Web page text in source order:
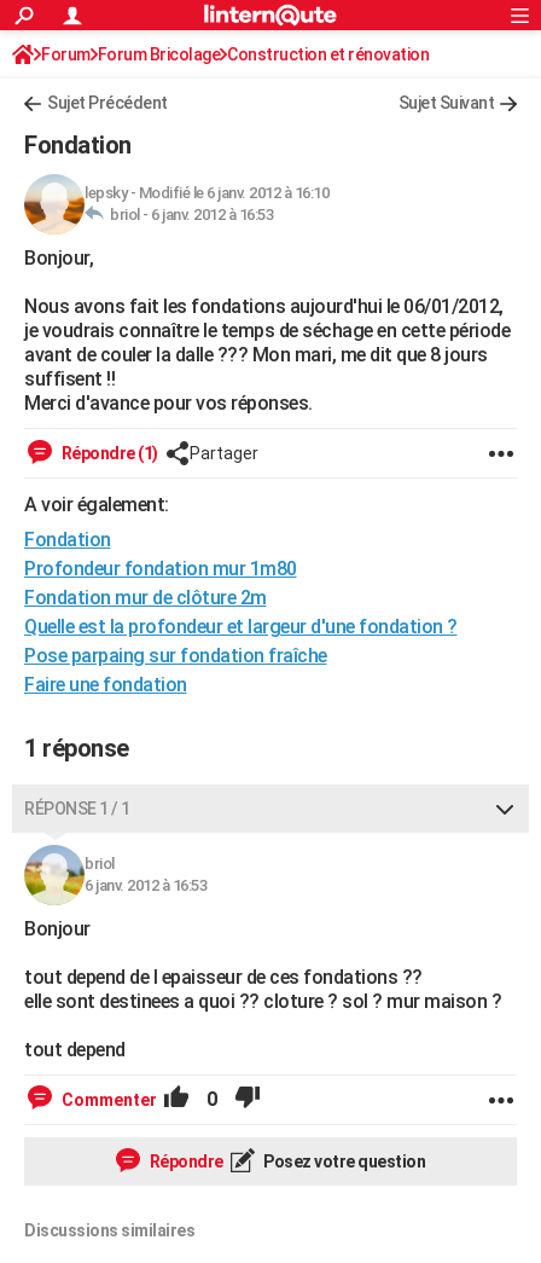
ACTUALITÉS
Politique
Société
Faits Divers
Education
Monde
Villes
+
FINANCE
Retraite
Impôts
Epargne
Immobilier
Risques naturels par ville
Banque
Assurance
Crédit
AUTO
Essais
Réserver un essai
Citadines
Berlines
SUV
Forum auto
+HIGH-TECH
Mobiles
Meilleur smartphone
Internet
Ordinateurs
Jeux vidéo
Guide high-tech
+BRICOLAGE
Forum
Aménagement intérieur
Extérieur
Cuisine
Salle de bains
Jardinage
Rangement
WEEK-END
Art de vivre
Bien-être
Loisirs
Mode
Modes de vie
Alimentation
Guide de la santé
Maladies
Médicaments
Sommeil
Destinations
City break
Voyage nature
Voyage de noces
Forum
Climat
+PHOTO
GUIDES D'ACHAT
BONS PLANS
Carte de Noël
Carte Bonne année
Carte Saint-Valentin
Carte Pâques
Carte d'anniversaire
DICTIONNAIRE
Dictionnaire
Biographies
Citations
Expressions
Proverbes
PROGRAMME TV
COPAINS D'AVANT
S'inscrire
Se connecter
Lycées
Collèges
Primaires
Universités
Entreprises
Service militaire
Avis de recherche
Bricolage
Lifestyle
Culture
Sport
Auto
Television
Voyage
Cinema
Rechercher
S'inscrire
Connexion
Forum Forum Bricolage Construction et rénovation
Sujet Précédent Sujet Suivant
Fondation
lepsky- Modifié le 6 janv. 2012 à 16:10
briol - 6 janv. 2012 à 16:53
Bonjour,
Nous avons fait les fondations aujourd'hui le 06/01/2012,
je voudrais connaître le temps de séchage en cette période
avant de couler la dalle ??? Mon mari, me dit que 8 jours
suffisent !!
Merci d'avance pour vos réponses.
Répondre (1) Partager
A voir également:
Fondation
Profondeur fondation mur 1m80
Fondation mur de clôture 2m
Quelle est la profondeur et largeur d'une fondation ?
Pose parpaing sur fondation fraîche
Faire une fondation
1 réponse
RÉPONSE 1 / 1
briol
6 janv. 2012 à 16:53
Bonjour
tout depend de l epaisseur de ces fondations ??
elle sont destinees a quoi ?? cloture ? sol ? mur maison ?
tout depend
Commenter 0
Répondre Posez votre question
Discussions similaires